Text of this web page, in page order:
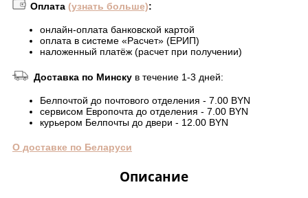
Оплата (узнать больше):
онлайн-оплата банковской картой
оплата в системе «Расчет» (ЕРИП)
наложенный платёж (расчет при получении)
Доставка по Минску в течение 1-3 дней:
Белпочтой до почтового отделения - 7.00 BYN
сервисом Европочта до отделения - 7.00 BYN
курьером Белпочты до двери - 12.00 BYN
О доставке по Беларуси
Описание